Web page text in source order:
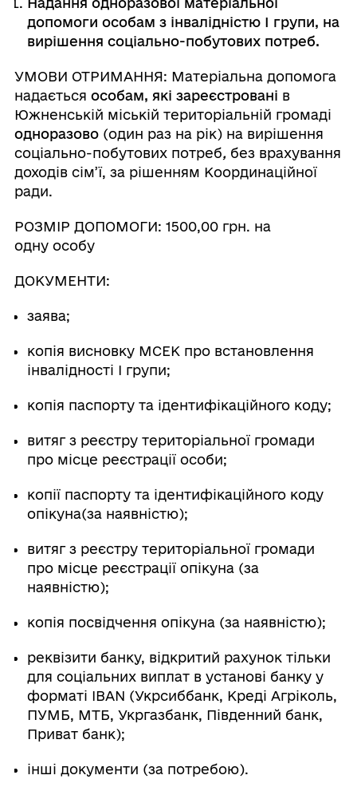
допомоги особам з інвалідністюІ групи, на
вирішення соціально-побутових потреб.
УМОВИ ОТРИМАННЯ: Матеріальна допомога
надається особам, які зареєстровані в
Южненській міській територіальній громаді
одноразово(один раз на рік) на вирішення
соціально-побутових потреб,без врахування
доходів сім’ї, за рішенням Координаційної
ради.
РОЗМІР ДОПОМОГИ: 1500,00 грн. на
одну особу
ДОКУМЕНТИ:
заява;
копія висновку МСЕК про встановлення
інвалідності І групи;
копія паспорту та ідентифікаційного коду;
витяг з реєстру територіальної громади
про місце реєстрації особи;
копії паспорту та ідентифікаційного коду
опікуна(за наявністю);
витяг з реєстру територіальної громади
про місце реєстрації опікуна (за
наявністю);
копія посвідчення опікуна (за наявністю);
реквізити банку, відкритий рахунок тільки
для соціальних виплат в установі банку у
форматі IBAN (Укрсиббанк, Креді Агріколь,
ПУМБ, МТБ, Укргазбанк, Південний банк,
Приват банк);
інші документи (за потребою).